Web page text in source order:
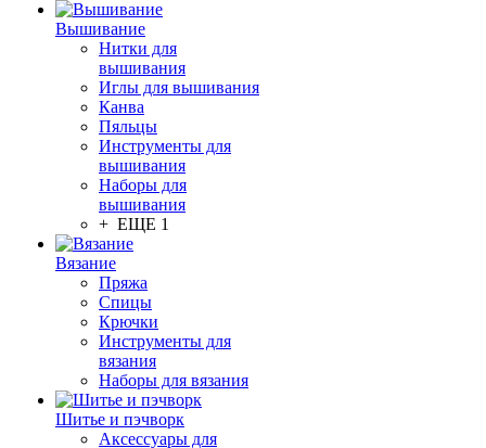
Вышивание
Нитки для
вышивания
Иглы для вышивания
Канва
Пяльцы
Инструменты для
вышивания
Наборы для
вышивания
+ ЕЩЕ 1
Вязание
Пряжа
Спицы
Крючки
Инструменты для
вязания
Наборы для вязания
Шитье и пэчворк
Аксессуары для